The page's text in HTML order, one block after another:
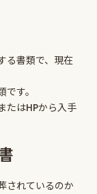
る書類で、現在
す。
たはHPから入手
されているのか